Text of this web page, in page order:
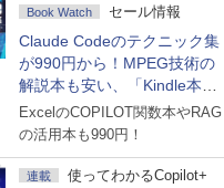
Book Watch セール情報
Claude Codeのテクニック集
が990円から！MPEG技術の
解説本も安い、「Kindle本サ
マーセール」第2弾開始！
ExcelのCOPILOT関数本やRAG
の活用本も990円！
連載
使ってわかるCopilot+